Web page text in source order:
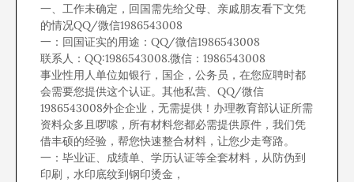
一、工作未确定，回国需先给父母、亲戚朋友看下文凭
的情况QQ/微信1986543008
一：回国证实的用途：QQ/微信1986543008
联系人：QQ:1986543008.微信：1986543008
事业性用人单位如银行，国企，公务员，在您应聘时都
会需要您提供这个认证。其他私营、QQ/微信
1986543008外企企业，无需提供！办理教育部认证所需
资料众多且啰嗦，所有材料您都必需提供原件，我们凭
借丰硕的经验，帮您快速整合材料，让您少走弯路。
一：毕业证、成绩单、学历认证等全套材料，从防伪到
印刷，水印底纹到钢印烫金，